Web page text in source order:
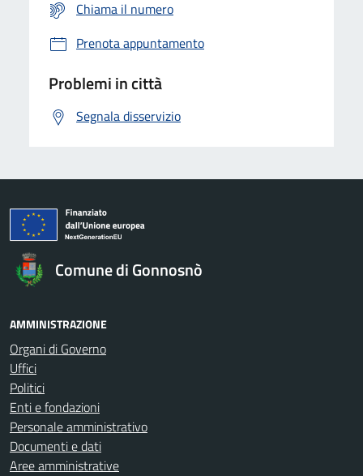
Chiama il numero
Prenota appuntamento
Problemi in città
Segnala disservizio
Comune di Gonnosnò
AMMINISTRAZIONE
Organi di Governo
Uffici
Politici
Enti e fondazioni
Personale amministrativo
Documenti e dati
Aree amministrative